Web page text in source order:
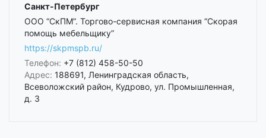
Санкт-Петербург
ООО “СкПМ”. Торгово-сервисная компания “Скорая
помощь мебельщику”
https://skpmspb.ru/
Телефон: +7 (812) 458-50-50
Адрес: 188691, Ленинградская область,
Всеволожский район, Кудрово, ул. Промышленная,
д. 3